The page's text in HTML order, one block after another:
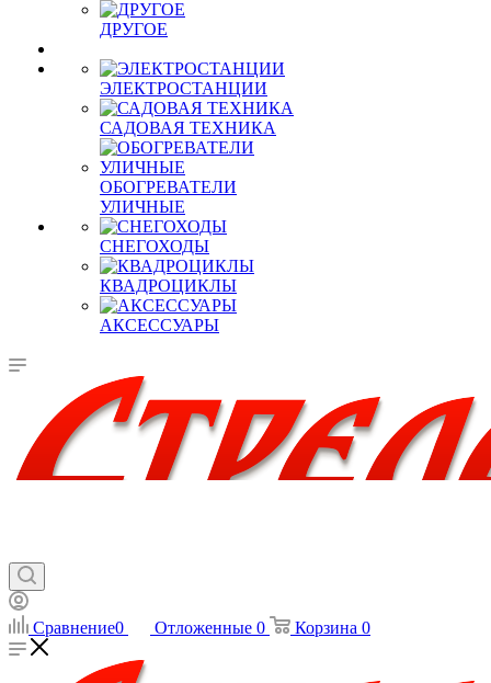
ДРУГОЕ
ЭЛЕКТРОСТАНЦИИ
САДОВАЯ ТЕХНИКА
ОБОГРЕВАТЕЛИ
УЛИЧНЫЕ
СНЕГОХОДЫ
КВАДРОЦИКЛЫ
АКСЕССУАРЫ
Сравнение0 Отложенные 0 Корзина 0